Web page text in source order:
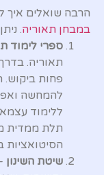
הרבה שואלים איך
במבחן תאוריה.
ספרי לימוד
תאוריה.
פחות ביקוש.
להמחשה
ללימוד
תלת ממדית
הסיטואציות
שיטת השינון